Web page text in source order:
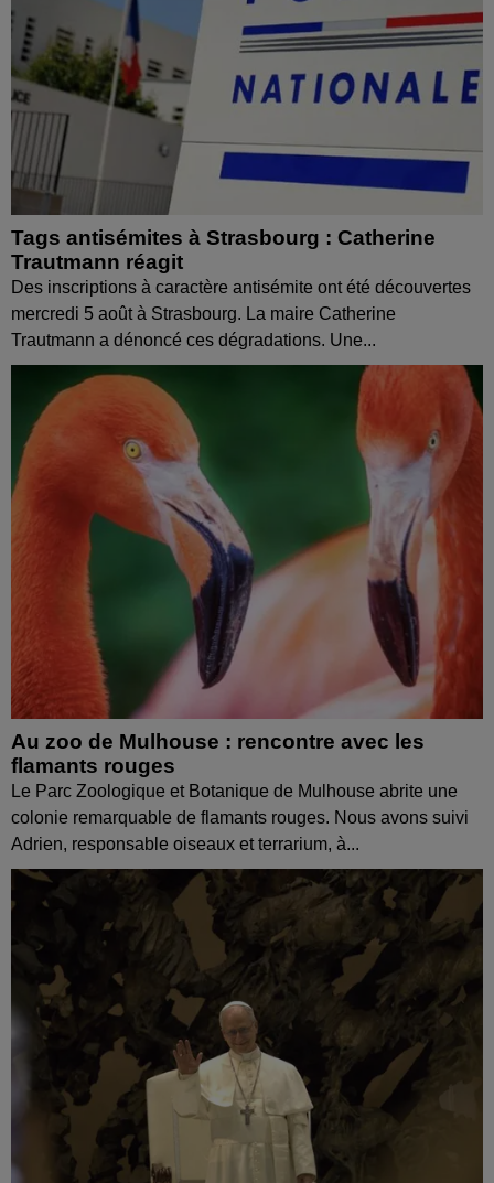
Tags antisémites à Strasbourg : Catherine
Trautmann réagit
Des inscriptions à caractère antisémite ont été découvertes
mercredi 5 août à Strasbourg. La maire Catherine
Trautmann a dénoncé ces dégradations. Une...
Au zoo de Mulhouse : rencontre avec les
flamants rouges
Le Parc Zoologique et Botanique de Mulhouse abrite une
colonie remarquable de flamants rouges. Nous avons suivi
Adrien, responsable oiseaux et terrarium, à...